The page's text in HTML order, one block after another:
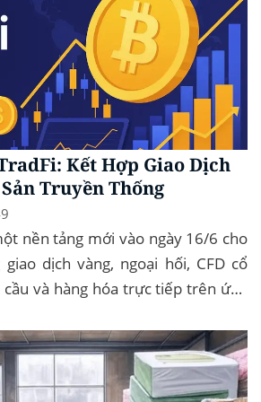
Kết Hợp Giao Dịch
Truyền Thống
nền tảng mới vào ngày 16/6 cho
dịch vàng, ngoại hối, CFD cổ
và hàng hóa trực tiếp trên ứng